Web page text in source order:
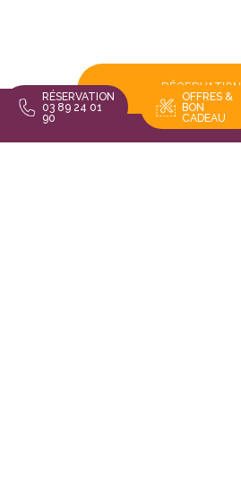
RÉSERVATION
RÉSERVATION
03 89 24 01
90
OFFRES &
BON
CADEAU